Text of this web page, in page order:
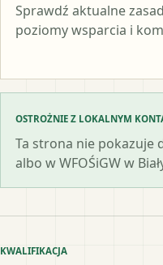
Sprawdź aktualne
poziomy wsparcia i
OSTROŻNIE Z LOKALNYM
Ta strona nie pokazuje
albo w WFOŚiGW w
KWALIFIKACJA